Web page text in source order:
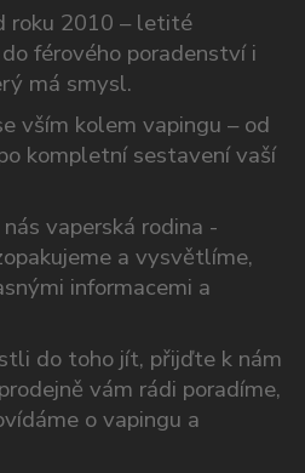
roku 2010 – letité
férového poradenství i
má smysl.
vším kolem vapingu – od
kompletní sestavení vaší
vaperská rodina -
a vysvětlíme,
informacemi a
do toho jít, přijďte k nám
vám rádi poradíme,
o vapingu a